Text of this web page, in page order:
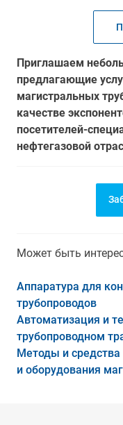
Приглашаем
предлагающие
магистральных
качестве
посетителей-
нефтегазовой
Может быть
Аппаратура для
трубопроводов
Автоматизация и
трубопроводном
Методы и
и оборудования